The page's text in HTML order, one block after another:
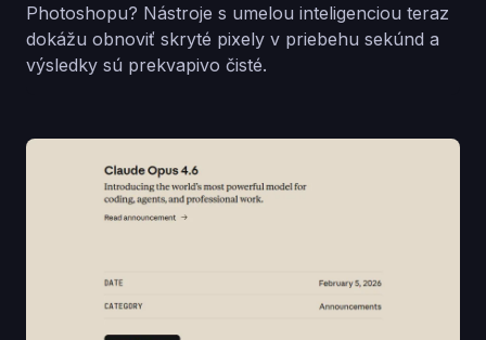
Photoshopu? Nástroje s umelou inteligenciou teraz
dokážu obnoviť skryté pixely v priebehu sekúnd a
výsledky sú prekvapivo čisté.